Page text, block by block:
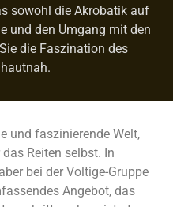
sowohl die Akrobatik auf
und den Umgang mit den
die Faszination des
und faszinierende Welt,
Reiten selbst. In
bei der Voltige-Gruppe
Angebot, das